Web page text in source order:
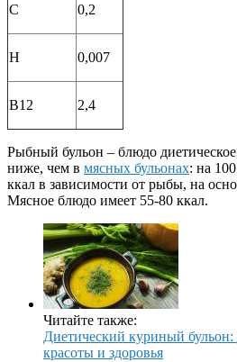
С 0,2
Н 0,007
В12 2,4
Рыбный бульон – блюдо
ниже, чем в мясных бульонах: на
ккал в зависимости от рыбы, на
Мясное блюдо имеет 55-80 ккал.
Читайте также:
Диетический куриный
красоты и здоровья